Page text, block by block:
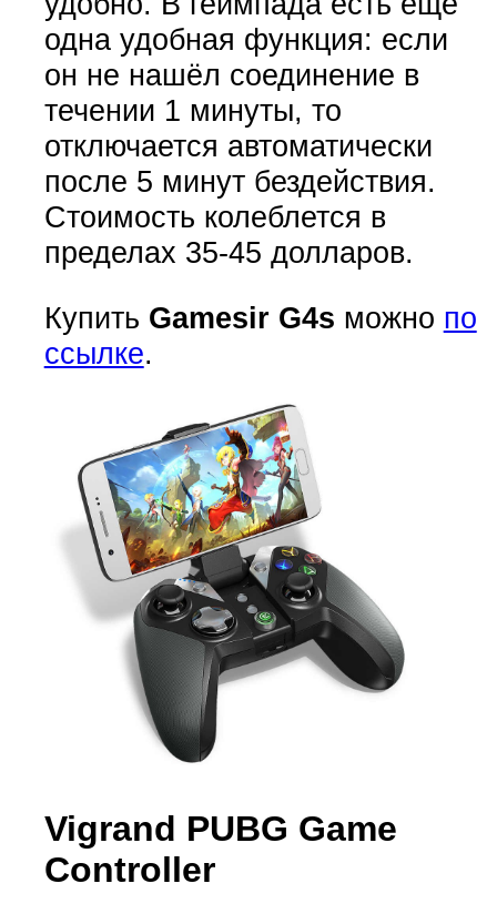
одна удобная функция: если
он не нашёл соединение в
течении 1 минуты, то
отключается автоматически
после 5 минут бездействия.
Стоимость колеблется в
пределах 35-45 долларов.
Купить Gamesir G4s можно по
ссылке.
Vigrand PUBG Game
Controller